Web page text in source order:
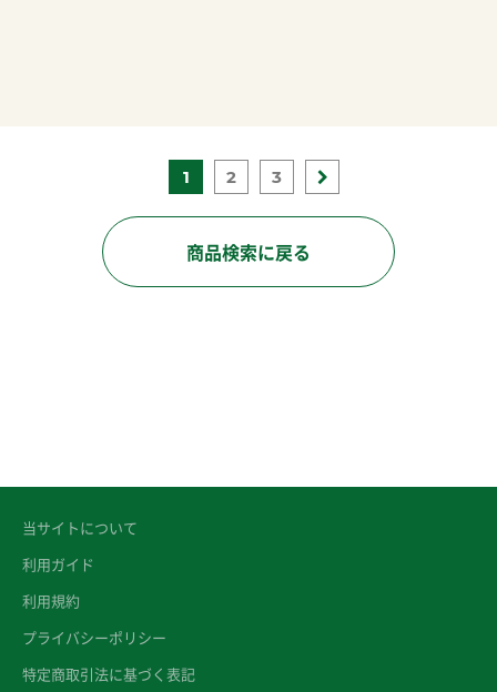
1 2 3
商品検索に戻る
当サイトについて
利用ガイド
利用規約
プライバシーポリシー
特定商取引法に基づく表記